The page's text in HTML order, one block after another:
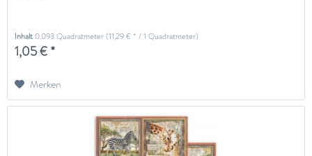
Inhalt0.093 Quadratmeter(11,29 € * / 1 Quadratmeter)
1,05 € *
Merken